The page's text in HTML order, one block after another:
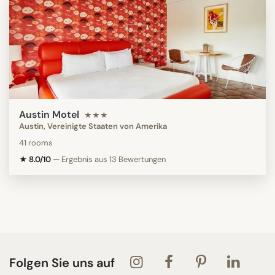
Austin Motel ★★★
Austin, Vereinigte Staaten von Amerika
41 rooms
★ 8.0/10 — Ergebnis aus 13 Bewertungen
Folgen Sie uns auf